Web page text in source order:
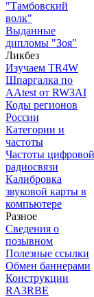
"Тамбовский
волк"
Выданные
дипломы "Зоя"
Ликбез
Изучаем TR4W
Шпаргалка по
AAtest от RW3AI
Коды регионов
России
Категории и
частоты
Частоты цифровой
радиосвязи
Калибровка
звуковой карты в
компьютере
Разное
Сведения о
позывном
Полезные ссылки
Обмен баннерами
Конструкции
RA3RBE